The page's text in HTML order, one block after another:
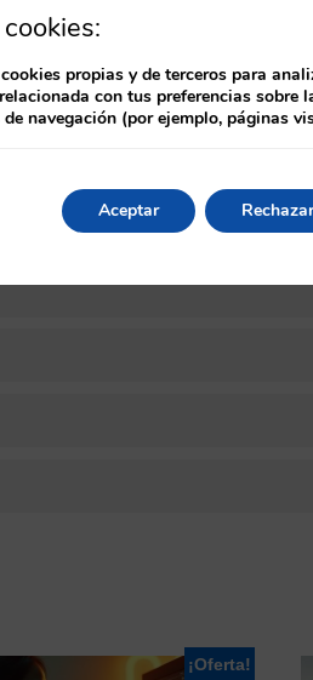
apto, dispondrá de un
y emisión del diploma del
¡Oferta!
propias y de terceros para
con tus preferencias sobre
navegación (por ejemplo, páginas
Aceptar Rechazar